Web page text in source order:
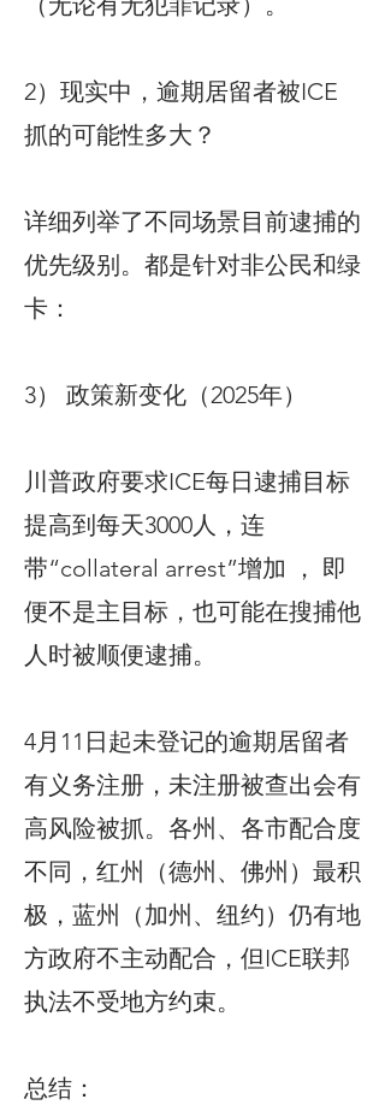
2）现实中，逾期居留者被ICE
抓的可能性多大？
详细列举了不同场景目前逮捕的
优先级别。都是针对非公民和绿
卡：
3） 政策新变化（2025年）
川普政府要求ICE每日逮捕目标
提高到每天3000人，连
带“collateral arrest”增加 ， 即
便不是主目标，也可能在搜捕他
人时被顺便逮捕。
4月11日起未登记的逾期居留者
有义务注册，未注册被查出会有
高风险被抓。各州、各市配合度
不同，红州（德州、佛州）最积
极，蓝州（加州、纽约）仍有地
方政府不主动配合，但ICE联邦
执法不受地方约束。
总结：